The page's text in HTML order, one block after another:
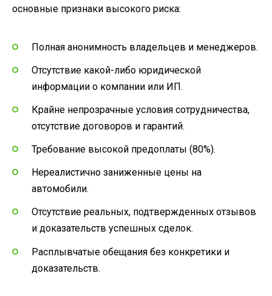
основные признаки высокого риска:
Полная анонимность владельцев и менеджеров.
Отсутствие какой-либо юридической
информации о компании или ИП.
Крайне непрозрачные условия сотрудничества,
отсутствие договоров и гарантий.
Требование высокой предоплаты (80%).
Нереалистично заниженные цены на
автомобили.
Отсутствие реальных, подтвержденных отзывов
и доказательств успешных сделок.
Расплывчатые обещания без конкретики и
доказательств.